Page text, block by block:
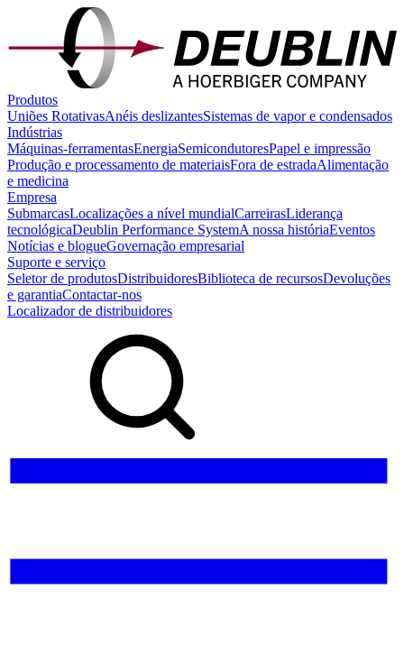
Produtos
Uniões RotativasAnéis deslizantesSistemas de vapor e condensados
Indústrias
Máquinas-ferramentasEnergiaSemicondutoresPapel e impressão
Produção e processamento de materiaisFora de estradaAlimentação
e medicina
Empresa
SubmarcasLocalizações a nível mundialCarreirasLiderança
tecnológicaDeublin Performance SystemA nossa históriaEventos
Notícias e blogueGovernação empresarial
Suporte e serviço
Seletor de produtosDistribuidoresBiblioteca de recursosDevoluções
e garantiaContactar-nos
Localizador de distribuidores